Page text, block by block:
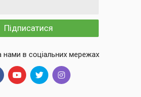
Підписатися
нами в соціальних мережах